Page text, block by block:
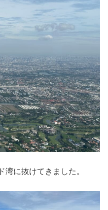
に抜けてきました。